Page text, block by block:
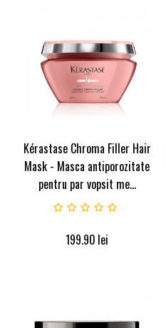
Kérastase Chroma Filler Hair
Mask - Masca antiporozitate
pentru par vopsit me...
199.90 lei